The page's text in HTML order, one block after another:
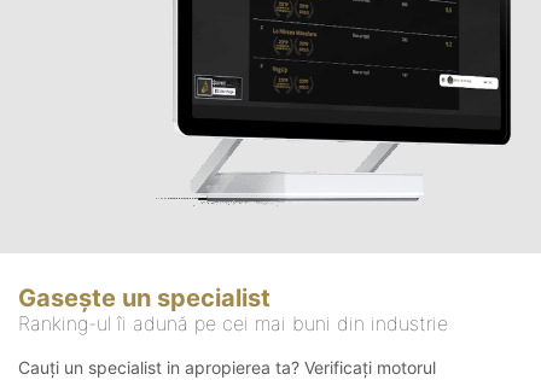
Gasește un specialist
Ranking-ul îi adună pe cei mai buni din industrie
Cauți un specialist in apropierea ta? Verificați motorul